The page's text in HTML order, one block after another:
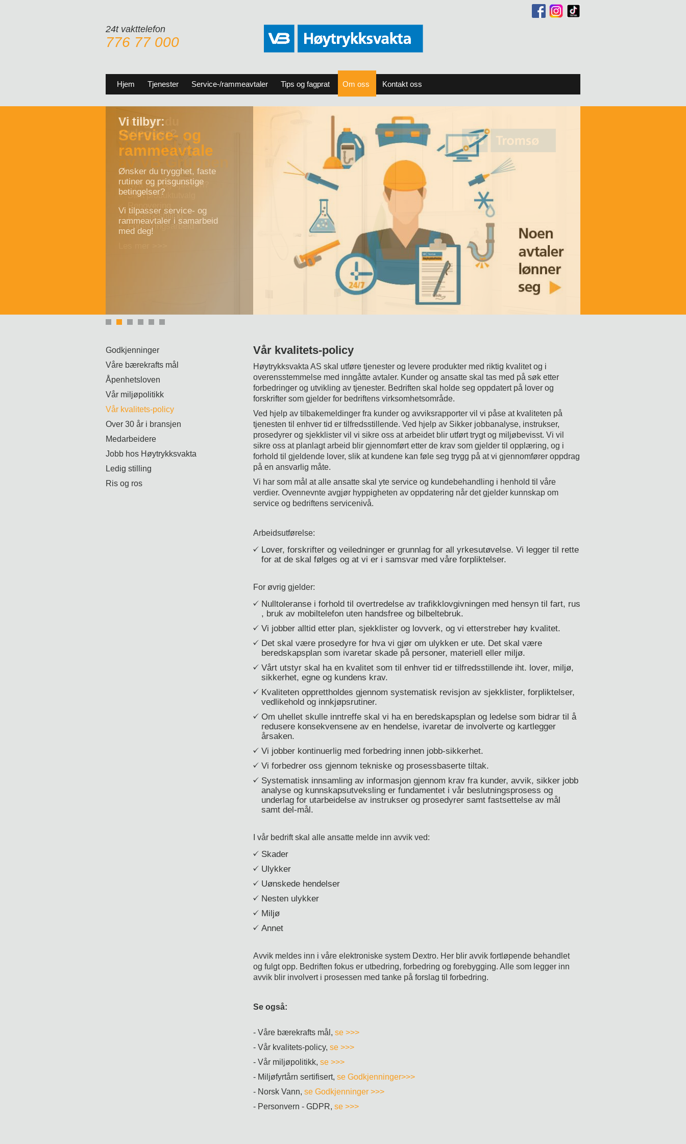
24t vakttelefon
776 77 000
Hjem Tjenester Service-/rammeavtaler Tips og fagprat Om oss Kontakt oss
Vi tilbyr:
Service- og
rammeavtale
Ønsker du trygghet, faste
rutiner og prisgunstige
betingelser?
Vi tilpasser service- og
rammeavtaler i samarbeid
med deg!
Godkjenninger
Våre bærekrafts mål
Åpenhetsloven
Vår miljøpolitikk
Vår kvalitets-policy
Over 30 år i bransjen
Medarbeidere
Jobb hos Høytrykksvakta
Ledig stilling
Ris og ros
Vår kvalitets-policy
Høytrykksvakta AS skal utføre tjenester og levere produkter med riktig kvalitet og i
overensstemmelse med inngåtte avtaler. Kunder og ansatte skal tas med på søk etter
forbedringer og utvikling av tjenester. Bedriften skal holde seg oppdatert på lover og
forskrifter som gjelder for bedriftens virksomhetsområde.
Ved hjelp av tilbakemeldinger fra kunder og avviksrapporter vil vi påse at kvaliteten på
tjenesten til enhver tid er tilfredsstillende. Ved hjelp av Sikker jobbanalyse, instrukser,
prosedyrer og sjekklister vil vi sikre oss at arbeidet blir utført trygt og miljøbevisst. Vi vil
sikre oss at planlagt arbeid blir gjennomført etter de krav som gjelder til opplæring, og i
forhold til gjeldende lover, slik at kundene kan føle seg trygg på at vi gjennomfører oppdrag
på en ansvarlig måte.
Vi har som mål at alle ansatte skal yte service og kundebehandling i henhold til våre
verdier. Ovennevnte avgjør hyppigheten av oppdatering når det gjelder kunnskap om
service og bedriftens servicenivå.
Arbeidsutførelse:
Lover, forskrifter og veiledninger er grunnlag for all yrkesutøvelse. Vi legger til rette
for at de skal følges og at vi er i samsvar med våre forpliktelser.
For øvrig gjelder:
Nulltoleranse i forhold til overtredelse av trafikklovgivningen med hensyn til fart, rus
, bruk av mobiltelefon uten handsfree og bilbeltebruk.
Vi jobber alltid etter plan, sjekklister og lovverk, og vi etterstreber høy kvalitet.
Det skal være prosedyre for hva vi gjør om ulykken er ute. Det skal være
beredskapsplan som ivaretar skade på personer, materiell eller miljø.
Vårt utstyr skal ha en kvalitet som til enhver tid er tilfredsstillende iht. lover, miljø,
sikkerhet, egne og kundens krav.
Kvaliteten opprettholdes gjennom systematisk revisjon av sjekklister, forpliktelser,
vedlikehold og innkjøpsrutiner.
Om uhellet skulle inntreffe skal vi ha en beredskapsplan og ledelse som bidrar til å
redusere konsekvensene av en hendelse, ivaretar de involverte og kartlegger
årsaken.
Vi jobber kontinuerlig med forbedring innen jobb-sikkerhet.
Vi forbedrer oss gjennom tekniske og prosessbaserte tiltak.
Systematisk innsamling av informasjon gjennom krav fra kunder, avvik, sikker jobb
analyse og kunnskapsutveksling er fundamentet i vår beslutningsprosess og
underlag for utarbeidelse av instrukser og prosedyrer samt fastsettelse av mål
samt del-mål.
I vår bedrift skal alle ansatte melde inn avvik ved:
Skader
Ulykker
Uønskede hendelser
Nesten ulykker
Miljø
Annet
Avvik meldes inn i våre elektroniske system Dextro. Her blir avvik fortløpende behandlet
og fulgt opp. Bedriften fokus er utbedring, forbedring og forebygging. Alle som legger inn
avvik blir involvert i prosessen med tanke på forslag til forbedring.
Se også:
- Våre bærekrafts mål, se >>>
- Vår kvalitets-policy, se >>>
- Vår miljøpolitikk, se >>>
- Miljøfyrtårn sertifisert, se Godkjenninger>>>
- Norsk Vann, se Godkjenninger >>>
- Personvern - GDPR, se >>>